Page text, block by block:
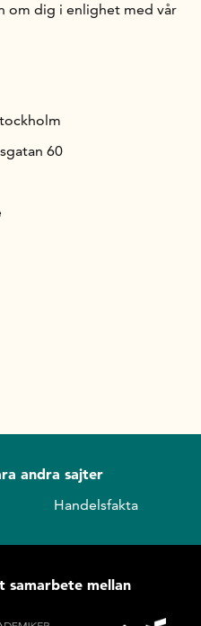
om dig i enlighet med vår
60
andra sajter
Handelsfakta
samarbete mellan